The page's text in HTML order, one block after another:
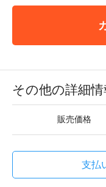
その他の詳細情
販売価格
支払